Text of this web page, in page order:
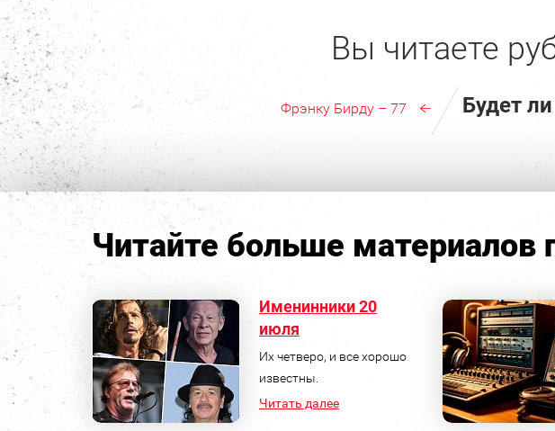
Вы читаете
Фрэнку Бирду – 77
Будет
Читайте больше материалов
Именинники 20
июля
Их четверо, и все хорошо
известны.
Читать далее